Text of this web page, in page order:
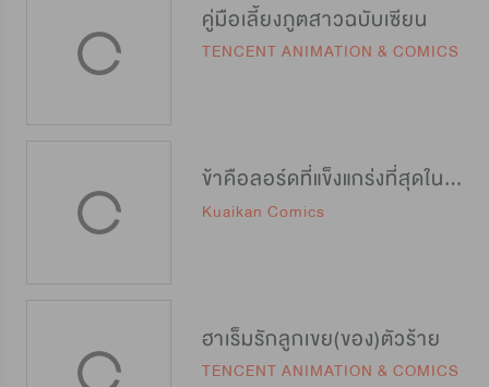
คู่มือเลี้ยงภูตสาวฉบับเซียน
TENCENT ANIMATION & COMICS
ข้าคือลอร์ดที่แข็งแกร่งที่สุดในปฐพี
Kuaikan Comics
ฮาเร็มรักลูกเขย(ของ)ตัวร้าย
TENCENT ANIMATION & COMICS